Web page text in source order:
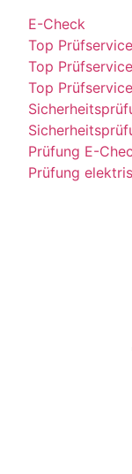
E-Check
Top
Top
Top
Prüfung E-
Prüfung